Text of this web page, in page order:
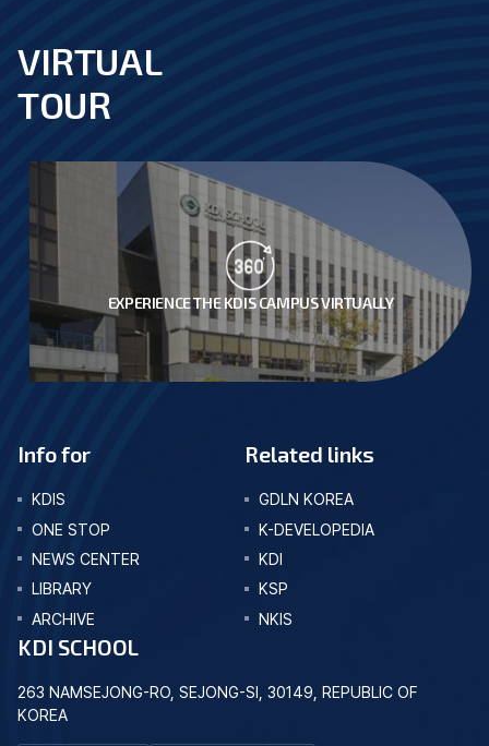
footer
VIRTUAL
TOUR
EXPERIENCE THE KDIS CAMPUS VIRTUALLY
Info for
KDIS
ONE STOP
NEWS CENTER
LIBRARY
ARCHIVE
Related links
GDLN KOREA
K-DEVELOPEDIA
KDI
KSP
NKIS
KDI SCHOOL
263 NAMSEJONG-RO, SEJONG-SI, 30149, REPUBLIC OF
KOREA